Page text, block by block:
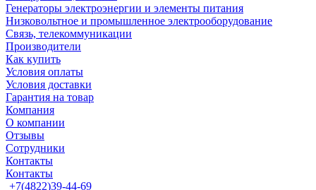
Генераторы электроэнергии и элементы питания
Низковольтное и промышленное электрооборудование
Связь, телекоммуникации
Производители
Как купить
Условия оплаты
Условия доставки
Гарантия на товар
Компания
О компании
Отзывы
Сотрудники
Контакты
Контакты
+7(4822)39-44-69